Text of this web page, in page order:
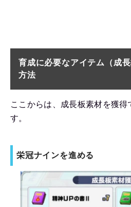
育成に必要なアイテム（成
方法
ここからは、成長板素材を獲得
す。
栄冠ナインを進める